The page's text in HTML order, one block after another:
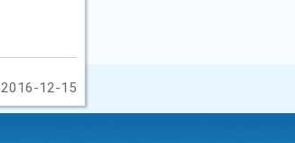
2016-12-15